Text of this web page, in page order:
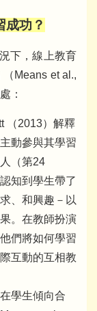
成功？
下，線上教育
Means et al.,
：
（2013）解釋
動參與其學習
（第24
知到學生帶了
、和興趣－以
。在教師扮演
們將如何學習
互動的互相教
學生傾向合